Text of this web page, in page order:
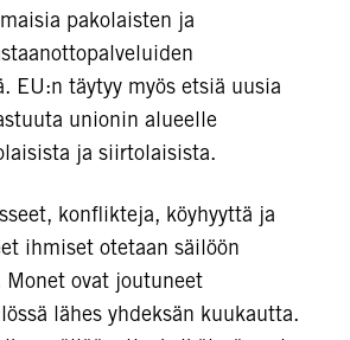
pakolaisten ja
EU:n täytyy myös etsiä uusia
unionin alueelle
ja siirtolaisista.
konflikteja, köyhyyttä ja
ihmiset otetaan säilöön
ovat joutuneet
lähes yhdeksän kuukautta.